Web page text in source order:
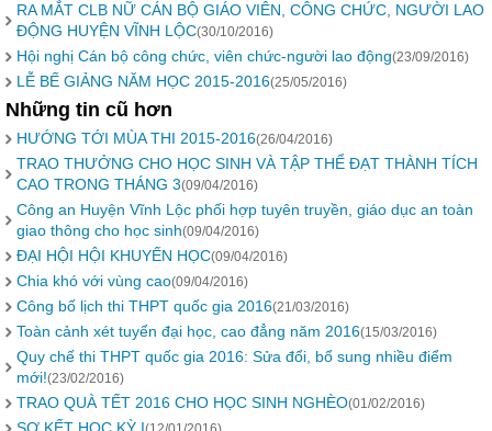
RA MẮT CLB NỮ CÁN BỘ GIÁO VIÊN, CÔNG CHỨC, NGƯỜI LAO
ĐỘNG HUYỆN VĨNH LỘC(30/10/2016)
Hội nghị Cán bộ công chức, viên chức-người lao động(23/09/2016)
LỄ BẾ GIẢNG NĂM HỌC 2015-2016(25/05/2016)
Những tin cũ hơn
HƯỚNG TỚI MÙA THI 2015-2016(26/04/2016)
TRAO THƯỞNG CHO HỌC SINH VÀ TẬP THỂ ĐẠT THÀNH TÍCH
CAO TRONG THÁNG 3(09/04/2016)
Công an Huyện Vĩnh Lộc phối hợp tuyên truyền, giáo dục an toàn
giao thông cho học sinh(09/04/2016)
ĐẠI HỘI HỘI KHUYẾN HỌC(09/04/2016)
Chia khó với vùng cao(09/04/2016)
Công bố lịch thi THPT quốc gia 2016(21/03/2016)
Toàn cảnh xét tuyển đại học, cao đẳng năm 2016(15/03/2016)
Quy chế thi THPT quốc gia 2016: Sửa đổi, bổ sung nhiều điểm
mới!(23/02/2016)
TRAO QUÀ TẾT 2016 CHO HỌC SINH NGHÈO(01/02/2016)